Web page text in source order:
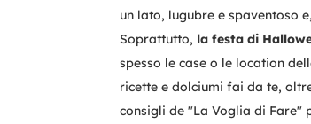
un lato, lugubre e spaventoso
Soprattutto, la festa di
spesso le case o le location
ricette e dolciumi fai da te,
consigli de "La Voglia di Fare"